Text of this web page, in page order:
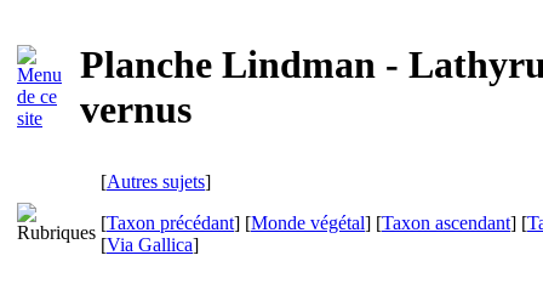
Planche Lindman -
vernus
[Autres sujets]
[Taxon précédant] [Monde végétal] [Taxon ascendant] [
[Via Gallica]